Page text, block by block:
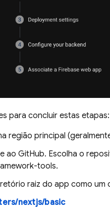
para concluir estas etapas:
região principal
ao GitHub. Escolha o
tools.
raiz do app como um
nextjs/basic